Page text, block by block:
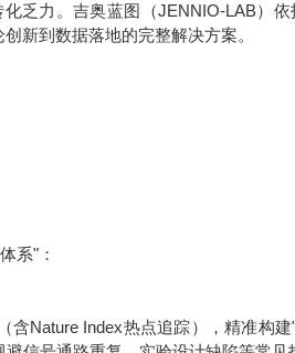
乏力。吉奥蓝图（JENNIO-LAB）
新到数据落地的完整解决方案。
系"：
Nature Index热点追踪），精准构